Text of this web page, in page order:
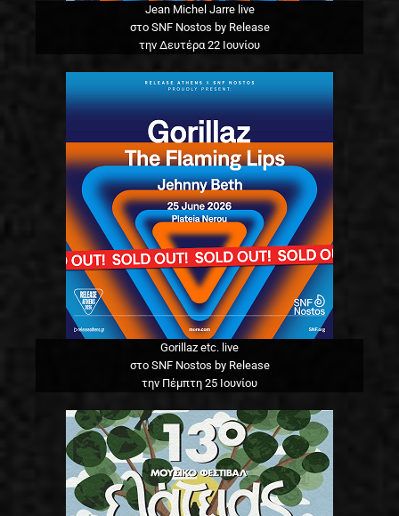
Jean Michel Jarre live
στο SNF Nostos by Release
την Δευτέρα 22 Ιουνίου
Gorillaz etc. live
στο SNF Nostos by Release
την Πέμπτη 25 Ιουνίου